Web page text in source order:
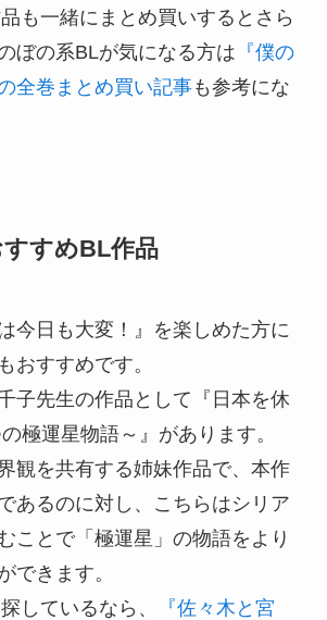
も一緒にまとめ買いするとさら
ぼの系BLが気になる方は 『僕の
全巻まとめ買い記事も参考にな
すすめBL作品
今日も大変！』を楽しめた方に
おすすめです。
子先生の作品として『日本を休
極運星物語～』があります。
観を共有する姉妹作品で、本作
あるのに対し、こちらはシリア
ことで「極運星」の物語をより
できます。
しているなら、
『佐々木と宮